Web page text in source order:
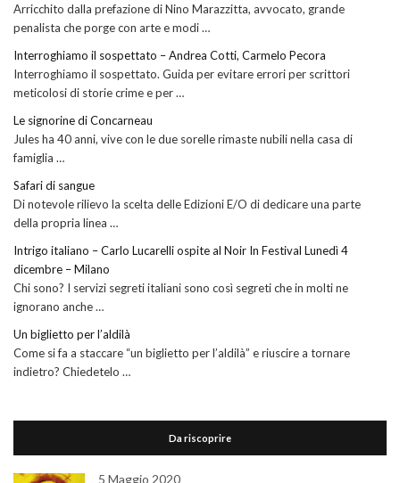
Arricchito dalla prefazione di Nino Marazzitta, avvocato, grande
penalista che porge con arte e modi …
Interroghiamo il sospettato – Andrea Cotti, Carmelo Pecora
Interroghiamo il sospettato. Guida per evitare errori per scrittori
meticolosi di storie crime e per …
Le signorine di Concarneau
Jules ha 40 anni, vive con le due sorelle rimaste nubili nella casa di
famiglia …
Safari di sangue
Di notevole rilievo la scelta delle Edizioni E/O di dedicare una parte
della propria linea …
Intrigo italiano – Carlo Lucarelli ospite al Noir In Festival Lunedì 4
dicembre – Milano
Chi sono? I servizi segreti italiani sono così segreti che in molti ne
ignorano anche …
Un biglietto per l’aldilà
Come si fa a staccare “un biglietto per l’aldilà” e riuscire a tornare
indietro? Chiedetelo …
Da riscoprire
5 Maggio 2020